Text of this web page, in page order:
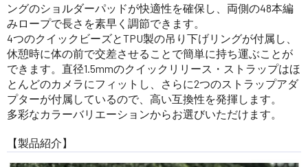
ングのショルダーパッドが快適性を確保し、両側の48本編
みロープで長さを素早く調節できます。
4つのクイックビーズとTPU製の吊り下げリングが付属し、
休憩時に体の前で交差させることで簡単に持ち運ぶことが
できます。直径1.5mmのクイックリリース・ストラップはほ
とんどのカメラにフィットし、さらに2つのストラップアダ
プターが付属しているので、高い互換性を発揮します。
多彩なカラーバリエーションからお選びいただけます。
【製品紹介】